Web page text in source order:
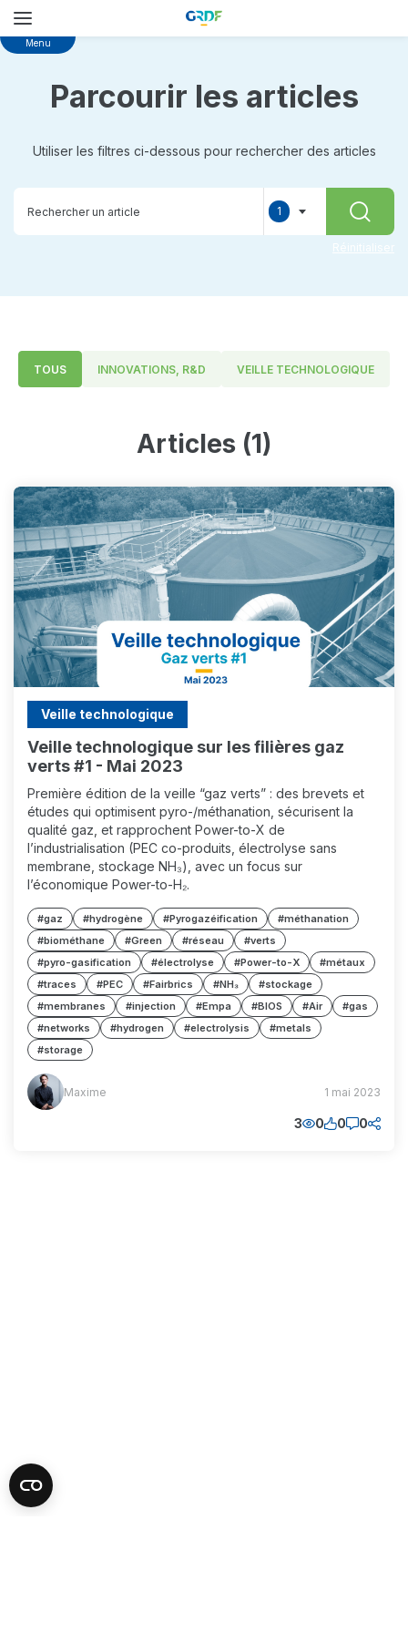
Skip
Menu
Parcourir les articles
Utiliser les filtres ci-dessous pour rechercher des articles
1
Réinitialiser
TOUS INNOVATIONS, R&D VEILLE TECHNOLOGIQUE
Articles (1)
Veille technologique
Veille technologique sur les filières gaz
verts #1 - Mai 2023
Première édition de la veille “gaz verts” : des brevets et
études qui optimisent pyro-/méthanation, sécurisent la
qualité gaz, et rapprochent Power-to-X de
l’industrialisation (PEC co-produits, électrolyse sans
membrane, stockage NH₃), avec un focus sur
l’économique Power-to-H₂.
#gaz #hydrogène #Pyrogazéification
#méthanation
#biométhane
#Green #réseau
#verts
#pyro-gasification
#électrolyse #Power-to-X
#métaux
#traces
#PEC #Fairbrics #NH₃
#stockage
#membranes
#injection #Empa #BIOS #Air
#gas
#networks
#hydrogen #electrolysis
#metals
#storage
Maxime
(MM) Maxime 1 mai 2023
3 0 0 0